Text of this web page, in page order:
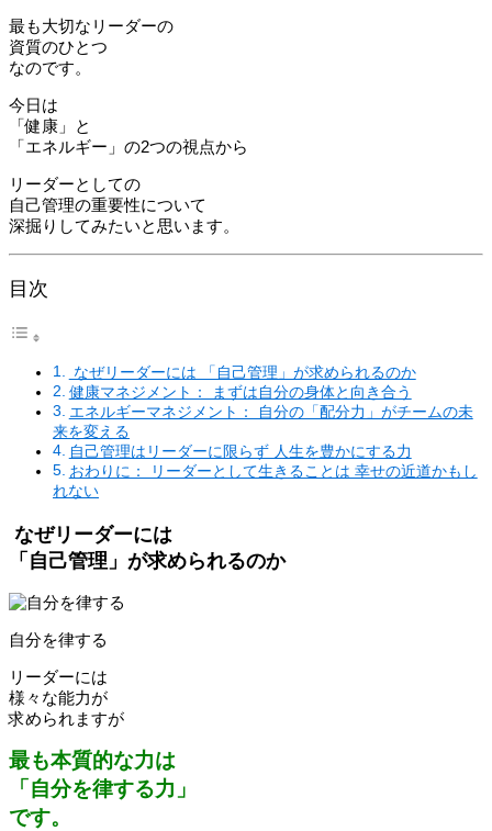
最も大切なリーダーの
資質のひとつ
なのです。
今日は
「健康」と
「エネルギー」の2つの視点から
リーダーとしての
自己管理の重要性について
深掘りしてみたいと思います。
目次
なぜリーダーには 「自己管理」が求められるのか
健康マネジメント： まずは自分の身体と向き合う
エネルギーマネジメント： 自分の「配分力」がチームの未
来を変える
自己管理はリーダーに限らず 人生を豊かにする力
おわりに： リーダーとして生きることは 幸せの近道かもし
れない
なぜリーダーには
「自己管理」が求められるのか
自分を律する
リーダーには
様々な能力が
求められますが
最も本質的な力は
「自分を律する力」
です。